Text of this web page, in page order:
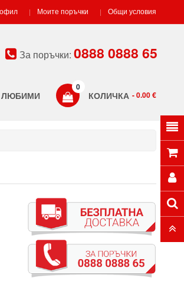
Моите поръчки Общи условия
За поръчки: 0888 0888 65
КОЛИЧКА
0
- 0.00 €
ЛЮБИМИ